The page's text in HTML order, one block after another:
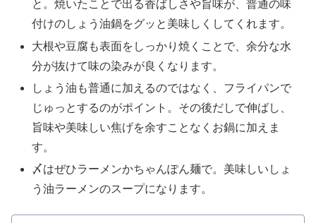
と。焼いたことで出る香ばしさや旨味が、普通の味
付けのしょう油鍋をグッと美味しくしてくれます。
大根や豆腐も表面をしっかり焼くことで、余分な水
分が抜けて味の染みが良くなります。
しょう油も普通に加えるのではなく、フライパンで
じゅっとするのがポイント。その後だしで伸ばし、
旨味や美味しい焦げを余すことなくお鍋に加えま
す。
〆はぜひラーメンかちゃんぽん麺で。美味しいしょ
う油ラーメンのスープになります。